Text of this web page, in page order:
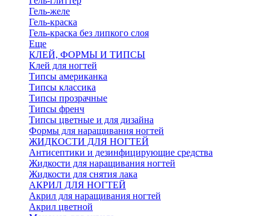
Гель-желе
Гель-краска
Гель-краска без липкого слоя
Еще
КЛЕЙ, ФОРМЫ И ТИПСЫ
Клей для ногтей
Типсы американка
Типсы классика
Типсы прозрачные
Типсы френч
Типсы цветные и для дизайна
Формы для наращивания ногтей
ЖИДКОСТИ ДЛЯ НОГТЕЙ
Антисептики и дезинфицирующие средства
Жидкости для наращивания ногтей
Жидкости для снятия лака
АКРИЛ ДЛЯ НОГТЕЙ
Акрил для наращивания ногтей
Акрил цветной